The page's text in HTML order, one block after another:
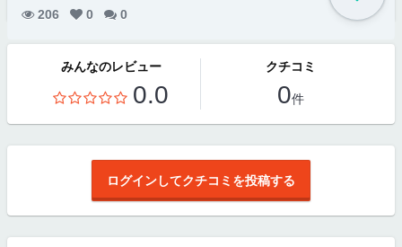
206 0 0
みんなのレビュー
0.0
クチコミ
0件
ログインしてクチコミを投稿する